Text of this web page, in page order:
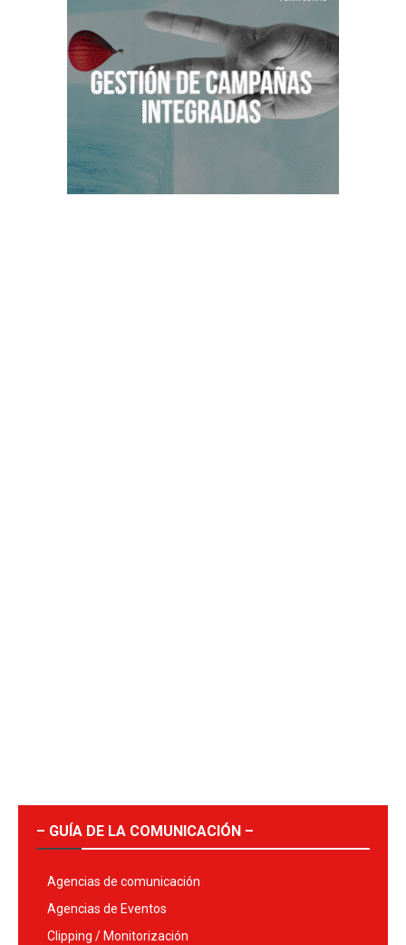
– GUÍA DE LA COMUNICACIÓN –
Agencias de comunicación
Agencias de Eventos
Clipping / Monitorización